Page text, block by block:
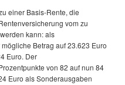
einer Basis-Rente, die
vom zu
kann: als
Betrag auf 23.623 Euro
Euro. Der
von 82 auf nun 84
Euro als Sonderausgaben